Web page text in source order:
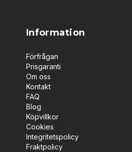
Information
Förfrågan
Prisgaranti
Om oss
Kontakt
FAQ
Blog
Köpvillkor
Cookies
Integritetspolicy
Fraktpolicy